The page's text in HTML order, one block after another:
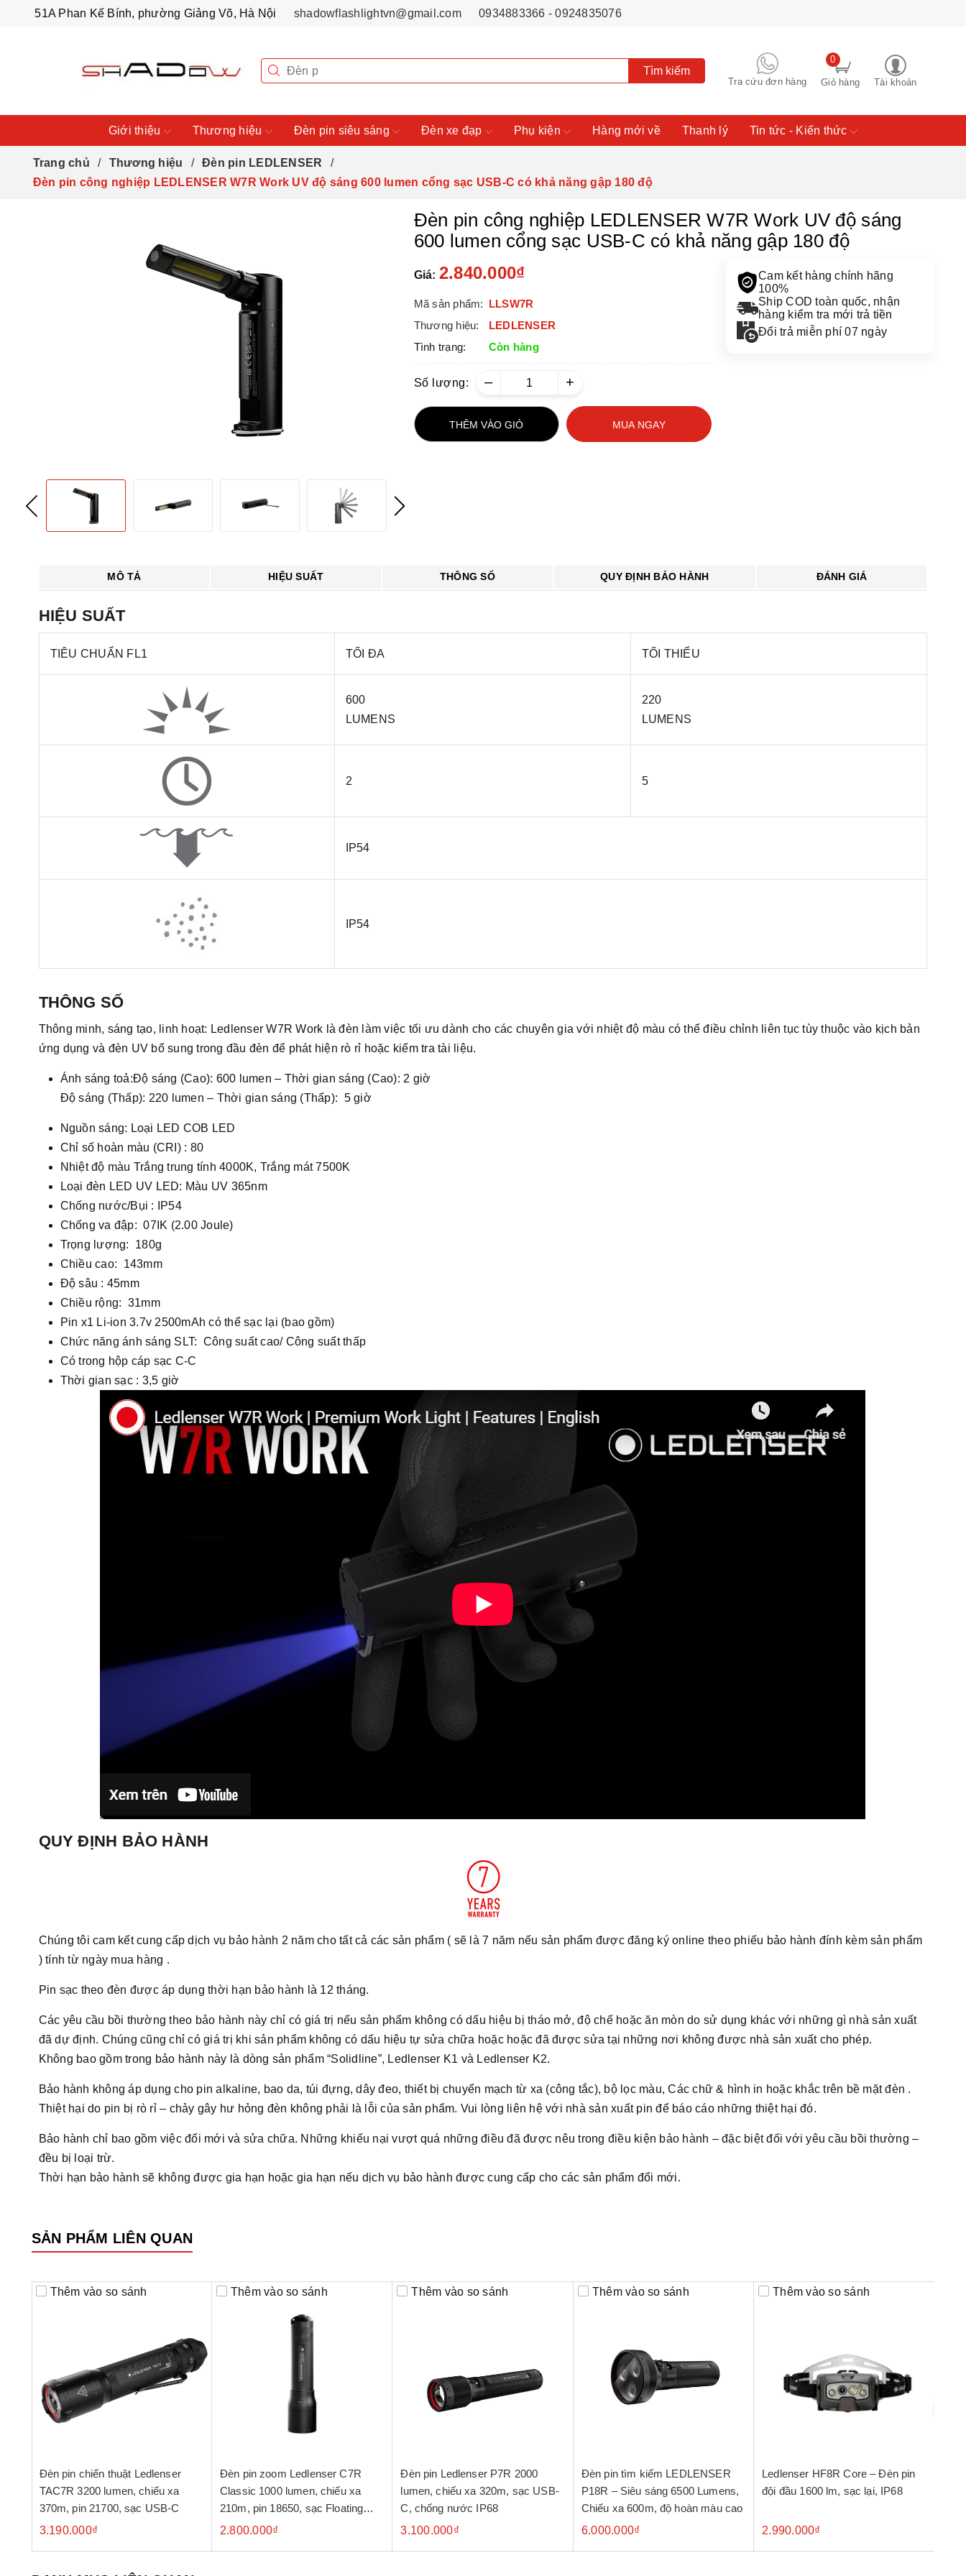
51A Phan Kế Bính, phường Giảng Võ, Hà Nội shadowflashlightvn@gmail.com 0934883366 - 0924835076
Tìm kiếm
Tài khoản
0
Giỏ hàng
Tra cứu đơn hàng
Giới thiệu Thương hiệu Đèn pin siêu sáng Đèn xe đạp Phụ kiện Hàng mới về Thanh lý Tin tức - Kiến thức
Trang chủ Thương hiệu
Đèn pin LEDLENSER
Đèn pin công nghiệp LEDLENSER W7R Work UV độ sáng 600 lumen cổng sạc USB-C có khả năng gập 180 độ
Đèn pin công nghiệp LEDLENSER W7R Work UV độ sáng
600 lumen cổng sạc USB-C có khả năng gập 180 độ
Giá: 2.840.000₫
Mã sản phẩm: LLSW7R
Thương hiệu:
LEDLENSER
Tình trạng:
Còn hàng
Số lượng: – +
THÊM VÀO GIỎ MUA NGAY
Cam kết hàng chính hãng
100%
Ship COD toàn quốc, nhận
hàng kiểm tra mới trả tiền
Đổi trả miễn phí 07 ngày
MÔ TẢ HIỆU SUẤT THÔNG SỐ QUY ĐỊNH BẢO HÀNH ĐÁNH GIÁ
HIỆU SUẤT
TIÊU CHUẨN FL1 TỐI ĐA TỐI THIỂU
600
LUMENS
220
LUMENS
2 5
IP54
IP54
THÔNG SỐ
Thông minh, sáng tạo, linh hoạt: Ledlenser W7R Work là đèn làm việc tối ưu dành cho các chuyên gia với nhiệt độ màu có thể điều chỉnh liên tục tùy thuộc vào kịch bản
ứng dụng và đèn UV bổ sung trong đầu đèn để phát hiện rò rỉ hoặc kiểm tra tài liệu.
Ánh sáng toả:Độ sáng (Cao): 600 lumen – Thời gian sáng (Cao): 2 giờ
Độ sáng (Thấp): 220 lumen – Thời gian sáng (Thấp): 5 giờ
Nguồn sáng: Loại LED COB LED
Chỉ số hoàn màu (CRI) : 80
Nhiệt độ màu Trắng trung tính 4000K, Trắng mát 7500K
Loại đèn LED UV LED: Màu UV 365nm
Chống nước/Bụi : IP54
Chống va đập: 07IK (2.00 Joule)
Trọng lượng: 180g
Chiều cao: 143mm
Độ sâu : 45mm
Chiều rộng: 31mm
Pin x1 Li-ion 3.7v 2500mAh có thể sạc lại (bao gồm)
Chức năng ánh sáng SLT: Công suất cao/ Công suất thấp
Có trong hộp cáp sạc C-C
Thời gian sạc : 3,5 giờ
QUY ĐỊNH BẢO HÀNH
Chúng tôi cam kết cung cấp dịch vụ bảo hành 2 năm cho tất cả các sản phẩm ( sẽ là 7 năm nếu sản phẩm được đăng ký online theo phiếu bảo hành đính kèm sản phẩm
) tính từ ngày mua hàng .
Pin sạc theo đèn được áp dụng thời hạn bảo hành là 12 tháng.
Các yêu cầu bồi thường theo bảo hành này chỉ có giá trị nếu sản phẩm không có dấu hiệu bị tháo mở, độ chế hoặc ăn mòn do sử dụng khác với những gì nhà sản xuất
đã dự định. Chúng cũng chỉ có giá trị khi sản phẩm không có dấu hiệu tự sửa chữa hoặc hoặc đã được sửa tại những nơi không được nhà sản xuất cho phép.
Không bao gồm trong bảo hành này là dòng sản phẩm “Solidline”, Ledlenser K1 và Ledlenser K2.
Bảo hành không áp dụng cho pin alkaline, bao da, túi đựng, dây đeo, thiết bị chuyển mạch từ xa (công tắc), bộ lọc màu, Các chữ & hình in hoặc khắc trên bề mặt đèn .
Thiệt hại do pin bị rò rỉ – chảy gây hư hỏng đèn không phải là lỗi của sản phẩm. Vui lòng liên hệ với nhà sản xuất pin để báo cáo những thiệt hại đó.
Bảo hành chỉ bao gồm việc đổi mới và sửa chữa. Những khiếu nại vượt quá những điều đã được nêu trong điều kiện bảo hành – đặc biệt đối với yêu cầu bồi thường –
đều bị loại trừ.
Thời hạn bảo hành sẽ không được gia hạn hoặc gia hạn nếu dịch vụ bảo hành được cung cấp cho các sản phẩm đổi mới.
SẢN PHẨM LIÊN QUAN
Thêm vào so sánh
Đèn pin chiến thuật Ledlenser
TAC7R 3200 lumen, chiếu xa
370m, pin 21700, sạc USB-C
3.190.000₫
Thêm vào so sánh
Đèn pin zoom Ledlenser C7R
Classic 1000 lumen, chiếu xa
210m, pin 18650, sạc Floating
Charge
2.800.000₫
Thêm vào so sánh
Đèn pin Ledlenser P7R 2000
lumen, chiếu xa 320m, sạc USB-
C, chống nước IP68
3.100.000₫
Thêm vào so sánh
Đèn pin tìm kiếm LEDLENSER
P18R – Siêu sáng 6500 Lumens,
Chiếu xa 600m, độ hoàn màu cao
6.000.000₫
Thêm vào so sánh
Ledlenser HF8R Core – Đèn pin
đội đầu 1600 lm, sạc lại, IP68
2.990.000₫